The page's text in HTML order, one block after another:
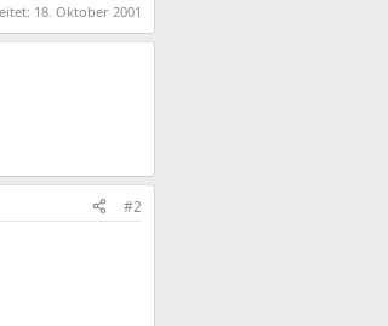
18. Oktober 2001
#2